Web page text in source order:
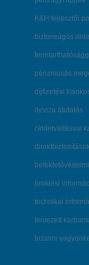
K&H fejlesztői
biztonságos
pénzmosás
díjfizetési
deviza átutalás
címletváltással
öröklési
technikai
tervezett
bizalmi